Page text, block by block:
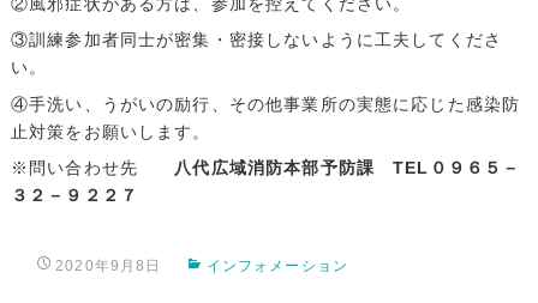
③訓練参加者同士が密集・密接しないように工夫してくださ
い。
④手洗い、うがいの励行、その他事業所の実態に応じた感染防
止対策をお願いします。
※問い合わせ先
八代広域消防本部予防課 TEL０９６５－
３２－９２２７
2020年9月8日 インフォメーション